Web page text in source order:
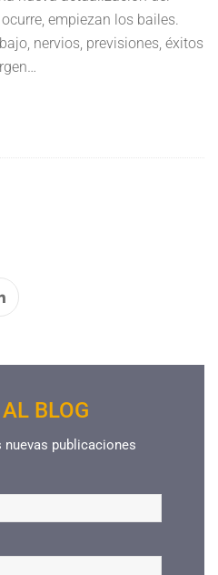
empiezan los bailes.
nervios, previsiones, éxitos
BLOG
nuevas publicaciones